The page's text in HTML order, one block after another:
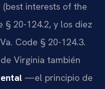
(best interests of the
§ 20-124.2, y los diez
Code § 20-124.3.
Virginia también
—el principio de